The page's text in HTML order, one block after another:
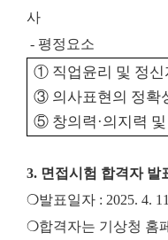
사
- 평정요소
① 직업윤리 및 정신
③ 의사표현의 정확
⑤ 창의력 ·의지력
3. 면접시험 합격자 발
❍발표일자 : 2025. 4.
❍합격자는 기상청 홈